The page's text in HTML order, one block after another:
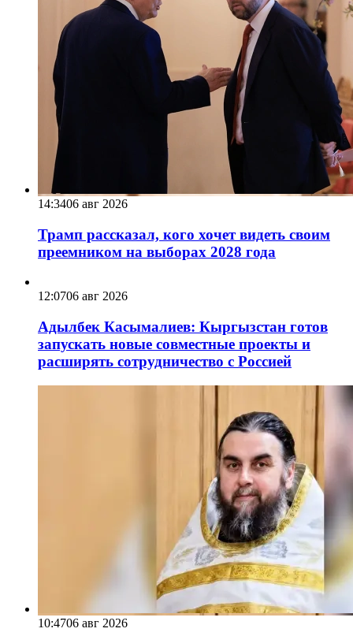
14:3406 авг 2026
Трамп рассказал, кого хочет видеть своим
преемником на выборах 2028 года
12:0706 авг 2026
Адылбек Касымалиев: Кыргызстан готов
запускать новые совместные проекты и
расширять сотрудничество с Россией
10:4706 авг 2026